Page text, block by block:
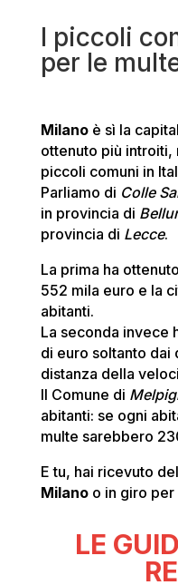
I piccoli
per le
Milanoè sì la
ottenuto più introiti,
piccoli comuni in
Parliamo di Colle
in provincia di
provincia di Lecce.
La prima ha
552 mila euro e la
abitanti.
La seconda invece
di euro soltanto dai
distanza della
Il Comune di
abitanti: se ogni
multe sarebbero
E tu, hai ricevuto
Milanoo in giro per
LE